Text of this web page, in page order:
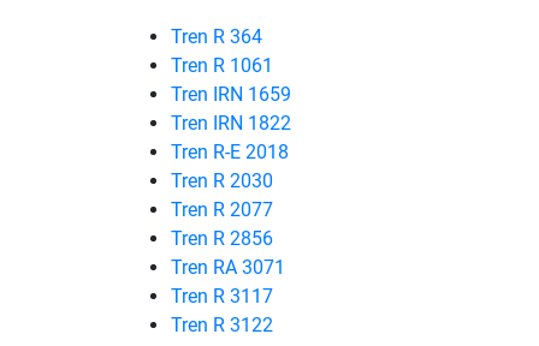
Tren R 364
Tren R 1061
Tren IRN 1659
Tren IRN 1822
Tren R-E 2018
Tren R 2030
Tren R 2077
Tren R 2856
Tren RA 3071
Tren R 3117
Tren R 3122